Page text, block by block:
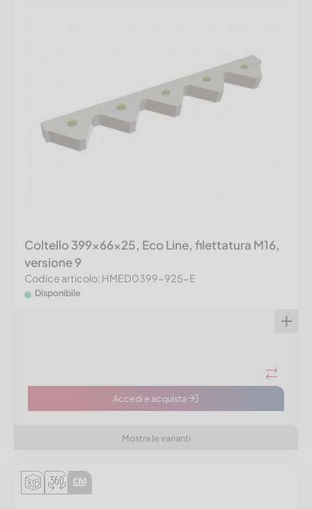
Coltello 399x66x25, Eco Line, filettatura M16,
versione 9
Codice articolo: HMED0399-925-E
Disponibile
Accedi e acquista
Mostra le varianti